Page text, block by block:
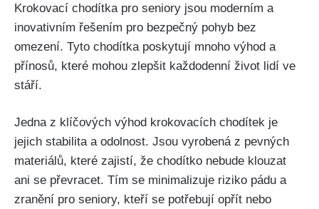
Krokovací chodítka pro seniory jsou moderním a
inovativním řešením pro bezpečný pohyb bez
omezení. Tyto chodítka poskytují mnoho výhod a
přínosů, které mohou zlepšit každodenní život lidí ve
stáří.
Jedna z klíčových výhod krokovacích chodítek je
jejich stabilita a odolnost. Jsou vyrobená z pevných
materiálů, které zajistí, že chodítko nebude klouzat
ani se převracet. Tím se minimalizuje riziko pádu a
zranění pro seniory, kteří se potřebují opřít nebo